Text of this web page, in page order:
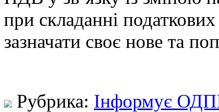
при складанні
зазначати своє нове та
Рубрика: Інформує